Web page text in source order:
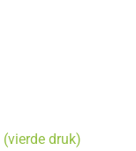
druk)